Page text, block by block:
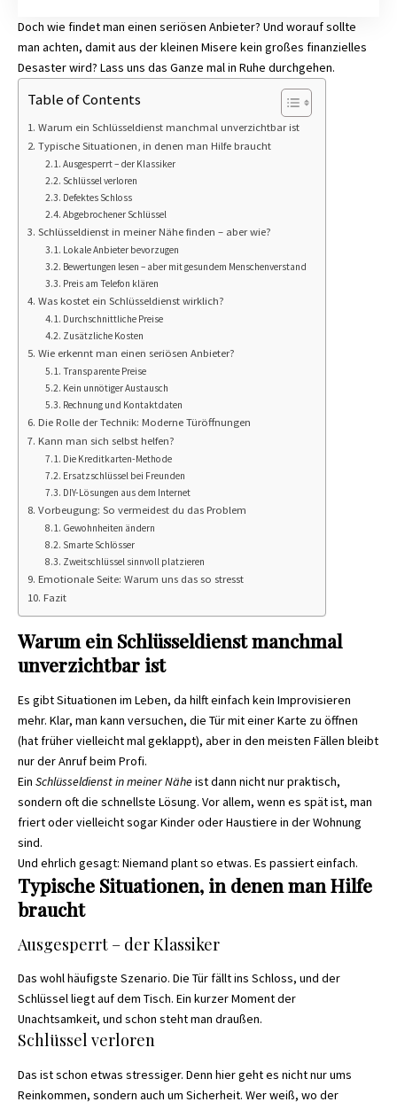
Doch wie findet man einen seriösen Anbieter? Und worauf sollte
man achten, damit aus der kleinen Misere kein großes finanzielles
Desaster wird? Lass uns das Ganze mal in Ruhe durchgehen.
Table of Contents
Warum ein Schlüsseldienst manchmal unverzichtbar ist
Typische Situationen, in denen man Hilfe braucht
Ausgesperrt – der Klassiker
Schlüssel verloren
Defektes Schloss
Abgebrochener Schlüssel
Schlüsseldienst in meiner Nähe finden – aber wie?
Lokale Anbieter bevorzugen
Bewertungen lesen – aber mit gesundem Menschenverstand
Preis am Telefon klären
Was kostet ein Schlüsseldienst wirklich?
Durchschnittliche Preise
Zusätzliche Kosten
Wie erkennt man einen seriösen Anbieter?
Transparente Preise
Kein unnötiger Austausch
Rechnung und Kontaktdaten
Die Rolle der Technik: Moderne Türöffnungen
Kann man sich selbst helfen?
Die Kreditkarten-Methode
Ersatzschlüssel bei Freunden
DIY-Lösungen aus dem Internet
Vorbeugung: So vermeidest du das Problem
Gewohnheiten ändern
Smarte Schlösser
Zweitschlüssel sinnvoll platzieren
Emotionale Seite: Warum uns das so stresst
Fazit
Warum ein Schlüsseldienst manchmal
unverzichtbar ist
Es gibt Situationen im Leben, da hilft einfach kein Improvisieren
mehr. Klar, man kann versuchen, die Tür mit einer Karte zu öffnen
(hat früher vielleicht mal geklappt), aber in den meisten Fällen bleibt
nur der Anruf beim Profi.
Ein Schlüsseldienst in meiner Näheist dann nicht nur praktisch,
sondern oft die schnellste Lösung. Vor allem, wenn es spät ist, man
friert oder vielleicht sogar Kinder oder Haustiere in der Wohnung
sind.
Und ehrlich gesagt: Niemand plant so etwas. Es passiert einfach.
Typische Situationen, in denen man Hilfe
braucht
Ausgesperrt – der Klassiker
Das wohl häufigste Szenario. Die Tür fällt ins Schloss, und der
Schlüssel liegt auf dem Tisch. Ein kurzer Moment der
Unachtsamkeit, und schon steht man draußen.
Schlüssel verloren
Das ist schon etwas stressiger. Denn hier geht es nicht nur ums
Reinkommen, sondern auch um Sicherheit. Wer weiß, wo der